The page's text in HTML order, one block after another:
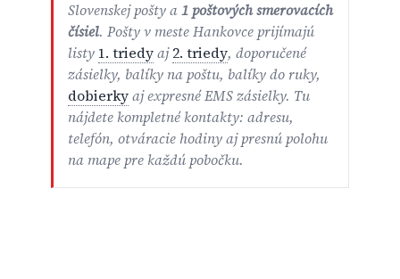
Slovenskej pošty a1 poštových smerovacích
čísiel. Pošty v meste Hankovce prijímajú
listy 1. triedyaj2. triedy, doporučené
zásielky, balíky na poštu, balíky do ruky,
dobierkyaj expresné EMS zásielky. Tu
nájdete kompletné kontakty: adresu,
telefón, otváracie hodiny aj presnú polohu
na mape pre každú pobočku.